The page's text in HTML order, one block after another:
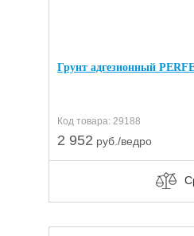
Грунт адгезионный
Код товара: 29188
2 952 руб./ведро